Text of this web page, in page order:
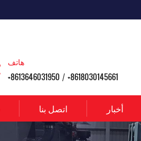
هاتف
+8613646031950 / +8618030145661
اتصل بنا أخبار